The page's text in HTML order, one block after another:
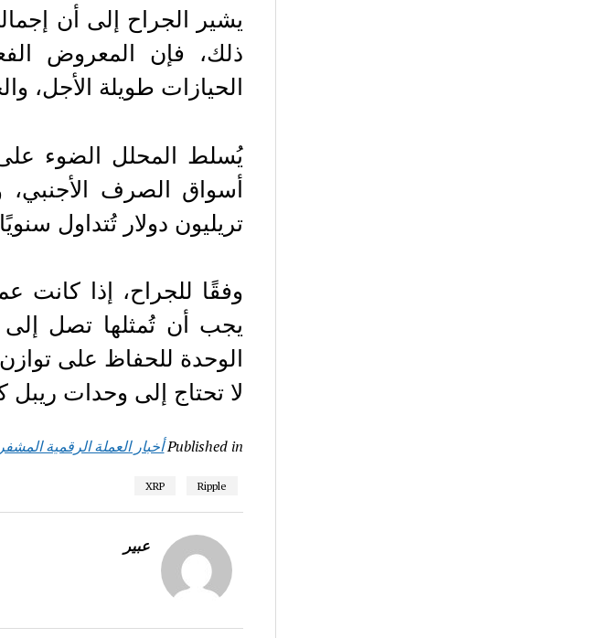
ذلك، فإن المعروض
الحيازات طويلة الأجل،
تريليون دولار تُتداول
يجب أن تُمثلها تصل إلى
الوحدة للحفاظ على
لا تحتاج إلى وحدات
Published inأخبار العملة الرقمية
Ripple
XRP
عبير